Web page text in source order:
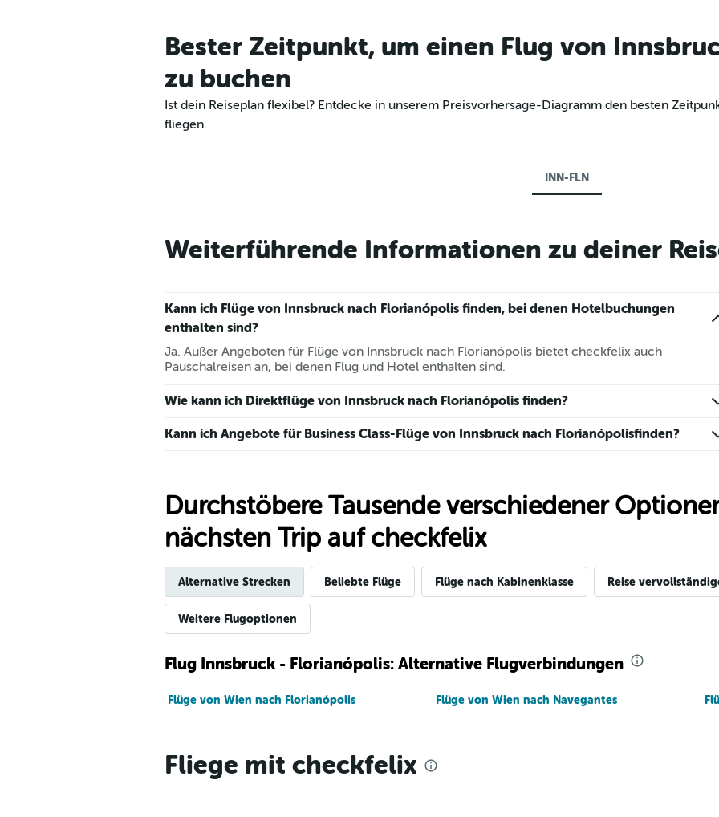
Bester Zeitpunkt, um einen Flug von
zu buchen
Ist dein Reiseplan flexibel? Entdecke in unserem Preisvorhersage-Diagramm den besten
fliegen.
INN-FLN
Weiterführende Informationen zu deiner
Kann ich Flüge von Innsbruck nach Florianópolis finden, bei denen Hotelbuchungen
enthalten sind?
Ja. Außer Angeboten für Flüge von Innsbruck nach Florianópolis bietet checkfelix auch
Pauschalreisen an, bei denen Flug und Hotel enthalten sind.
Wie kann ich Direktflüge von Innsbruck nach Florianópolis finden?
Kann ich Angebote für Business Class-Flüge von Innsbruck nach Florianópolisfinden?
Durchstöbere Tausende verschiedener
nächsten Trip auf checkfelix
Alternative Strecken Beliebte Flüge Flüge nach Kabinenklasse Reise
Weitere Flugoptionen
Flug Innsbruck - Florianópolis: Alternative Flugverbindungen
Flüge von Wien nach Florianópolis Flüge von Wien nach Navegantes
Fliege mit checkfelix